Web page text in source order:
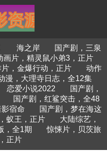
海之岸
国产剧，三泉
画片，精灵鼠小弟3，正片
，金爆行动，正片
动作
漫，大理寺日志，全12集
恋爱小说2022
国产剧，
国产剧，红鲨突击，全48
宿命
国产剧，梦在海这
蚁王，正片
大陆综艺，
，全1期
惊悚片，贝茨旅
正片